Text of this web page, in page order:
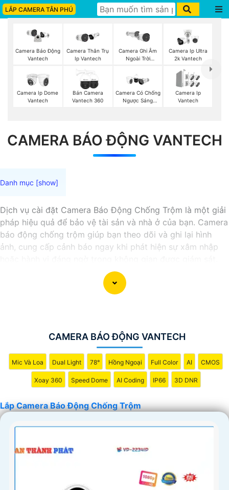
LẮP CAMERA TÂN PHÚ
Camera Báo Động
Vantech
Camera Thân Trụ
Ip Vantech
Camera Ghi Âm
Ngoài Trời
Camera Ip Ultra
2k Vantech
Camera Ip Dome
Vantech
Bán Camera
Vantech 360
Camera Có Chống
Ngược Sáng
Camera Ip
Vantech
CAMERA BÁO ĐỘNG VANTECH
Dịch vụ cài đặt Camera Báo Động Chống Trộm là một giải
pháp hiệu quả để bảo vệ tài sản và nhà ở của bạn. Camera
báo động chống trộm giúp bạn theo dõi và ghi lại hình
ảnh, cung cấp cảnh báo ngay khi phát hiện sự xâm nhập
Nếu bạn quan tâm đến việc lắp đặt Camera Báo Động
Chống Trộm, bạn có thể liên hệ với các công ty cung cấp
dịch vụ lắp đặt camera hoặc công ty an ninh chuyên
Nếu bạn cần thêm thông tin hoặc muốn để lại thông tin
liên lạc, Từng công trình có thể giúp bạn tìm kiếm các dịch
vụ liên quan đến lắp đặt Camera Báo Động Chống Trộm.
CAMERA BÁO ĐỘNG VANTECH
Mic Và Loa Dual Light 78° Hồng Ngoại Full Color AI CMOS
Xoay 360 Speed Dome AI Coding IP66 3D DNR
Lắp Camera Báo Động Chống Trộm